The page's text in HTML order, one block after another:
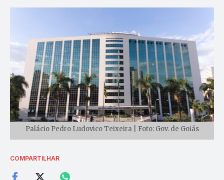
Palácio Pedro Ludovico Teixeira | Foto: Gov. de Goiás
COMPARTILHAR